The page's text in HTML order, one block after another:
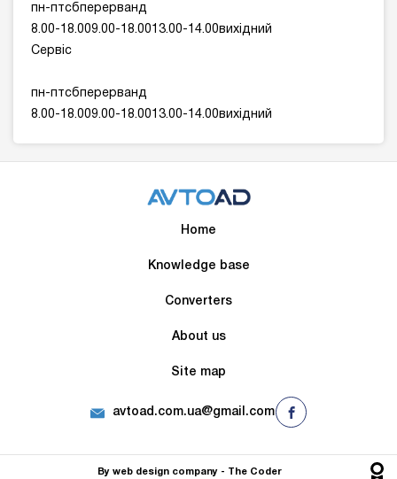
пн-птсбперерванд
8.00-18.009.00-18.0013.00-14.00вихідний
Сервіс
пн-птсбперерванд
8.00-18.009.00-18.0013.00-14.00вихідний
Home
Knowledge base
Converters
About us
Site map
avtoad.com.ua@gmail.com
By web design company - The Сoder